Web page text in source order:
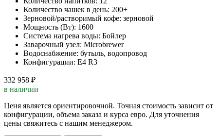
Количество чашек в день: 200+
Зерновой/растворимый кофе: зерновой
Мощность (Вт): 1600
Система нагрева воды: Бойлер
Заварочный узел: Microbrewer
Водоснабжение: бутыль, водопровод
Конфигурации: E4 R3
332 958 ₽
в наличии
Ценя является ориентировочной. Точная стоимость зависит от
конфигурации, объема заказа и курса евро. Для уточнения
цены свяжитесь с нашим менеджером.